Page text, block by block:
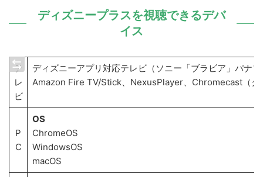
ディズニープラスを視聴できるデバ
イス
テ
レ
ビ
ディズニーアプリ対応テレビ（ソニー「ブラビア」パナ
Amazon Fire TV/Stick、NexusPlayer、Chromecast（ク
P
C
OS
ChromeOS
WindowsOS
macOS